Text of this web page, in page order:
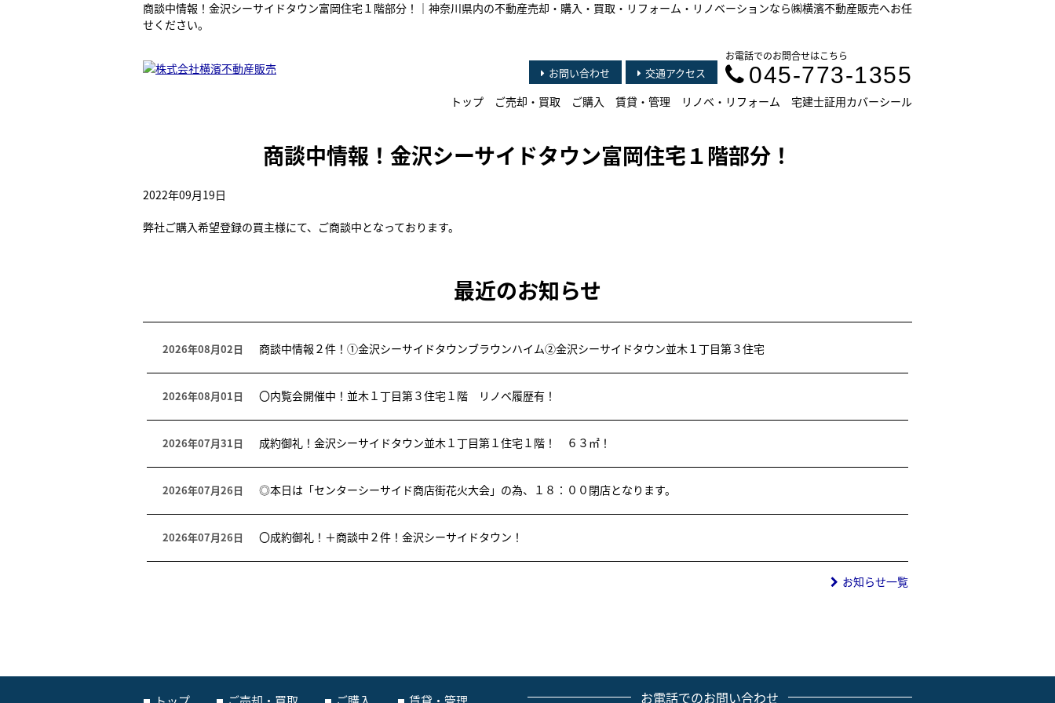
商談中情報！金沢シーサイドタウン富岡住宅１階部分！｜神奈川県内の不動産売却・購入・買取・リフォーム・リノベーションなら㈱横濱不動産販売へお任
せください。
お電話でのお問合せはこちら
045-773-1355
お問い合わせ 交通アクセス
トップ ご売却・買取 ご購入 賃貸・管理 リノベ・リフォーム 宅建士証用カバーシール
商談中情報！金沢シーサイドタウン富岡住宅１階部分！
2022年09月19日
弊社ご購入希望登録の買主様にて、ご商談中となっております。
最近のお知らせ
2026年08月02日 商談中情報２件！①金沢シーサイドタウンブラウンハイム②金沢シーサイドタウン並木１丁目第３住宅
2026年08月01日 〇内覧会開催中！並木１丁目第３住宅１階 リノベ履歴有！
2026年07月31日 成約御礼！金沢シーサイドタウン並木１丁目第１住宅１階！ ６３㎡！
2026年07月26日 ◎本日は「センターシーサイド商店街花火大会」の為、１８：００閉店となります。
2026年07月26日 〇成約御礼！＋商談中２件！金沢シーサイドタウン！
お知らせ一覧
お電話でのお問い合わせ